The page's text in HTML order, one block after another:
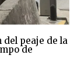
del peaje de la
de